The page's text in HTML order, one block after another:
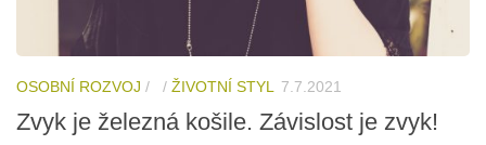
OSOBNÍ ROZVOJ / / ŽIVOTNÍ STYL 7.7.2021
Zvyk je železná košile. Závislost je zvyk!